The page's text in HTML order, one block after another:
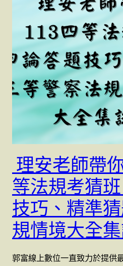
理安老師帶
等法規考猜
技巧、精準
規情境大全集
郭富線上數位一直致力於提供